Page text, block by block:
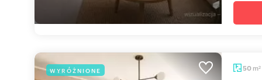
WYRÓŻNIONE 50 m2